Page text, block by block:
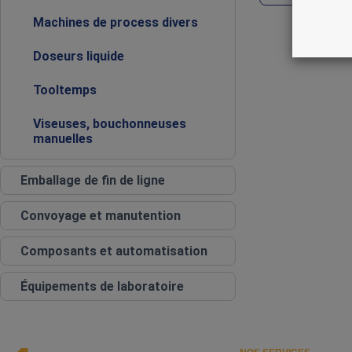
Machines de process divers
Doseurs liquide
Tooltemps
Viseuses, bouchonneuses
manuelles
Emballage de fin de ligne
Convoyage et manutention
Composants et automatisation
Équipements de laboratoire